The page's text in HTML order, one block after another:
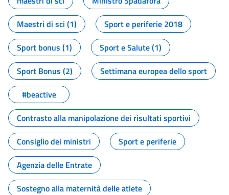
Maestri di sci (1)
Sport e periferie 2018
Sport bonus (1)
Sport e Salute (1)
Sport Bonus (2)
Settimana europea dello sport
#beactive
Contrasto alla manipolazione dei risultati sportivi
Consiglio dei ministri
Sport e periferie
Agenzia delle Entrate
Sostegno alla maternità delle atlete